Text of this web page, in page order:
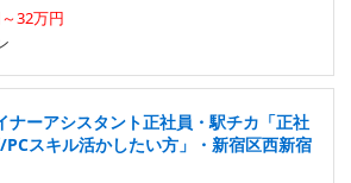
32万円
ナーアシスタント正社員・駅チカ「正社
スキル活かしたい方」・新宿区西新宿